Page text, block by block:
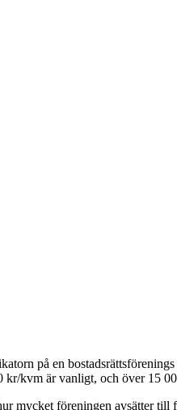
på en
kr/kvm är vanligt, och över 15
mycket föreningen avsätter till